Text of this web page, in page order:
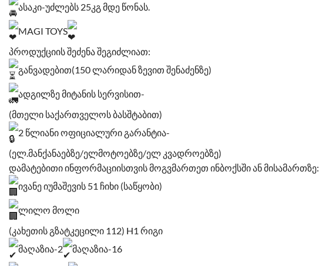
ასაკი-უძლებს 25კგ მდე წონას.
MAGI TOYS
პროდუქციის შეძენა შეგიძლიათ:
განვადებით(150 ლარიდან ზევით შენაძენზე)
ადგილზე მიტანის სერვისით-
(მთელი საქართველოს ბასშტაბით)
2 წლიანი ოფიციალური გარანტია-
(ელ.მანქანაებზე/ელმოტოებზე/ელ კვადროებზე)
დამატებითი ინფორმაციისთვის მოგვმართეთ ინბოქსში ან მისამართზე:
ივანე იუმაშევის 51 ჩიხი (საწყობი)
ლილო მოლი
(კახეთის გზატკეცილი 112) H1 რიგი
მაღაზია-2
მაღაზია-16